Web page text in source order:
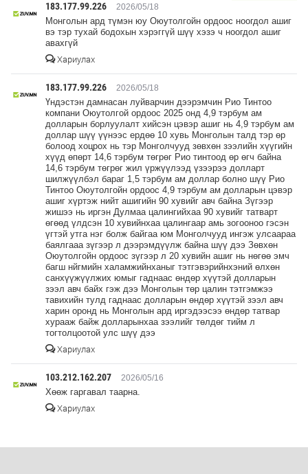
183.177.99.226 2026/05/18
Монголын ард түмэн юу Оюутолгойн ордоос ноогдол ашиг
вэ тэр тухай бодохын хэрэггүй шүү хэзэ ч ноогдол ашиг
авахгүй
Хариулах
183.177.99.226 2026/05/18
Үндэстэн дамнасан луйварчин дээрэмчин Рио Тинтоо
компани Оюутолгой ордоос 2025 онд 4,9 тэрбум ам
долларын борлуулалт хийсэн цэвэр ашиг нь 4,9 тэрбум ам
доллар шүү үүнээс ердөө 10 хувь Монголын талд тэр өр
болоод хоцрох нь тэр Монголчууд зөвхөн зээлийн хүүгийн
хүүд өпөрт 14,6 тэрбум төгрөг Рио тинтоод өр өгч байна
14,6 тэрбум төгрөг жил үржүүлээд үзээрээ долларт
шилжүүлбэл бараг 1,5 тэрбум ам доллар болно шүү Рио
Тинтоо Оюутолгойн ордоос 4,9 тэрбум ам долларын цэвэр
ашиг хүртэж нийт ашигийн 90 хувийг авч байна Зүгээр
жишээ нь иргэн Дулмаа цалингийхаа 90 хувийг татварт
өгөөд үлдсэн 10 хувийнхаа цалингаар амь зогооноо гэсэн
үгтэй утга нэг болж байгаа юм Монголчууд ингэж улсаараа
баялгааа зүгээр л дээрэмдүүлж байна шүү дээ Зөвхөн
Оюутолгойн ордоос зүгээр л 20 хувийн ашиг нь нөгөө эмч
багш нйгмийн халамжийнханыг тэтгэвэрийнхэний өлхөн
санхүүжүүлжих юмыг гаднаас өндөр хүүтэй долларын
зээл авч байх гэж дээ Монголын төр цалин тэтгэмжээ
тавихийн тулд гаднаас долларын өндөр хүүтэй зээл авч
харин оронд нь Монголын ард иргэдээсээ өндөр татвар
хурааж байж долларынхаа зээлийг төлдөг тийм л
тогтолцоотой улс шүү дээ
Хариулах
103.212.162.207 2026/05/16
Хөөж гаргавал таарна.
Хариулах